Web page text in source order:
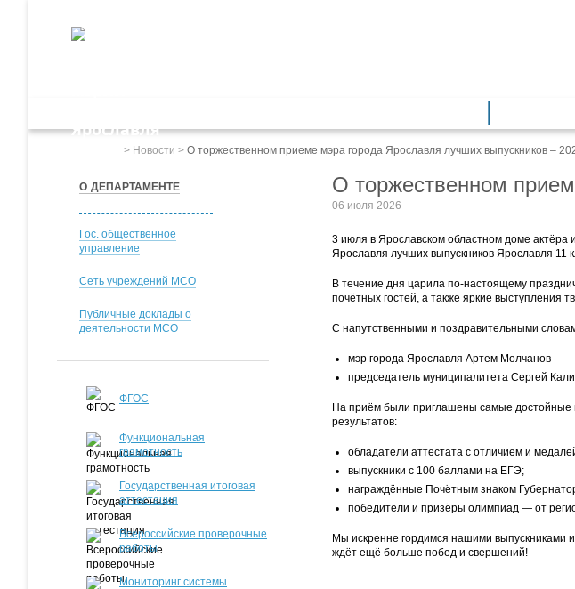
> Новости > О торжественном приеме мэра города Ярославля лучших выпускников –
О торжественном
06 июля 2026
3 июля в Ярославском областном доме актёра
Ярославля лучших выпускников Ярославля 11
В течение дня царила по-настоящему
почётных гостей, а также яркие выступления
С напутственными и поздравительными
мэр города Ярославля Артем Молчанов
председатель муниципалитета Сергей
На приём были приглашены самые достойные
результатов:
обладатели аттестата с отличием и
выпускники с 100 баллами на ЕГЭ;
награждённые Почётным знаком
победители и призёры олимпиад — от
Мы искренне гордимся нашими выпускниками
ждёт ещё больше побед и свершений!
О ДЕПАРТАМЕНТЕ
Гос. общественное
управление
Сеть учреждений МСО
Публичные доклады о
деятельности МСО
ФГОС
Функциональная
грамотность
Государственная итоговая
аттестация
Всероссийские проверочные
работы
Мониторинг системы